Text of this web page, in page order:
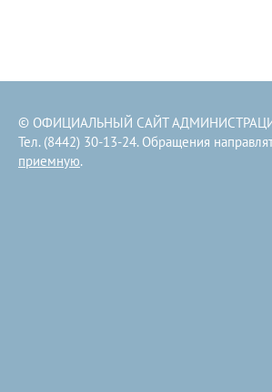
© ОФИЦИАЛЬНЫЙ САЙТ
Тел. (8442) 30-13-24. Обращения
приемную.